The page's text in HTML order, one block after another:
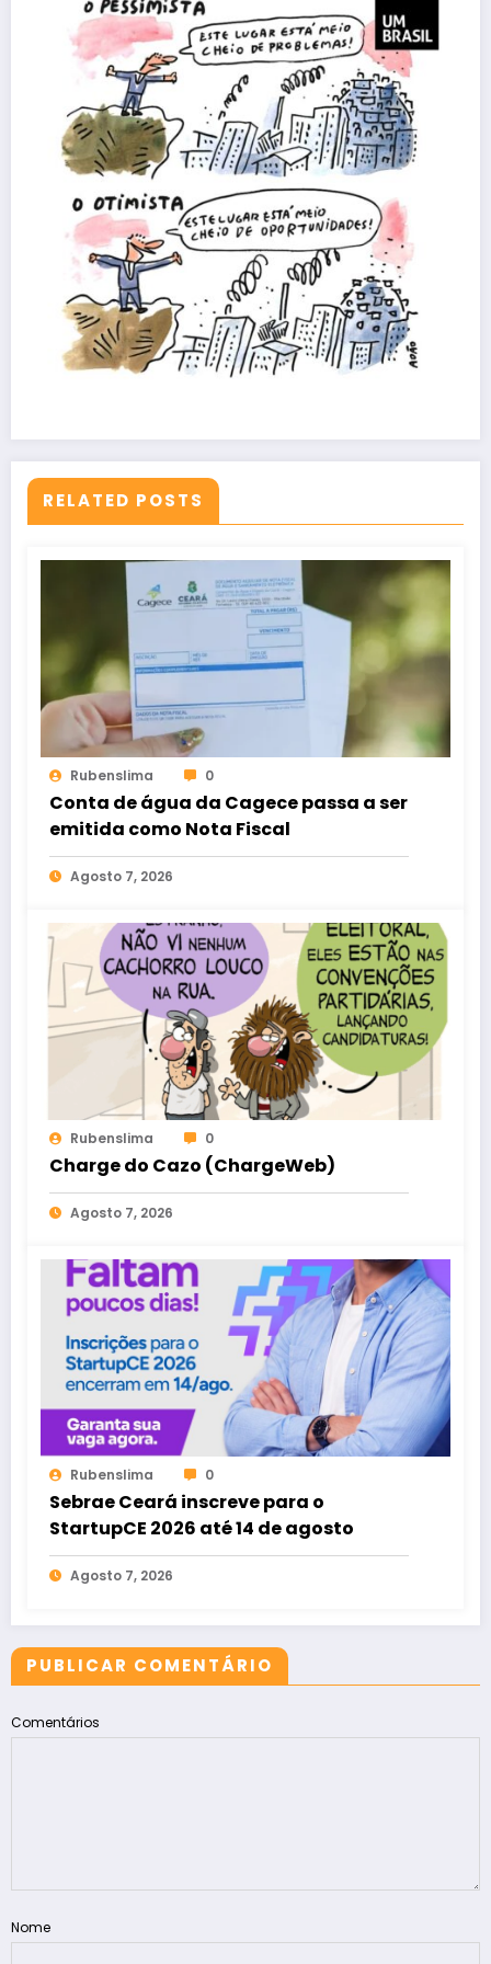
RELATED POSTS
Rubenslima 0
Conta de água da Cagece passa a ser
emitida como Nota Fiscal
Agosto 7, 2026
Rubenslima 0
Charge do Cazo (ChargeWeb)
Agosto 7, 2026
Rubenslima 0
Sebrae Ceará inscreve para o
StartupCE 2026 até 14 de agosto
Agosto 7, 2026
PUBLICAR COMENTÁRIO
Comentários
Nome